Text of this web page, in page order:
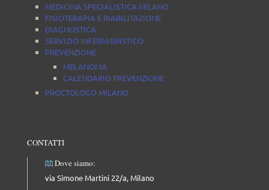
MEDICINA SPECIALISTICA MILANO
FISIOTERAPIA E RIABILITAZIONE
DIAGNOSTICA
SERVIZIO INFERMIERISTICO
PREVENZIONE
MELANOMA
CALENDARIO PREVENZIONE
PROCTOLOGO MILANO
CONTATTI
Dove siamo:
via Simone Martini 22/a, Milano